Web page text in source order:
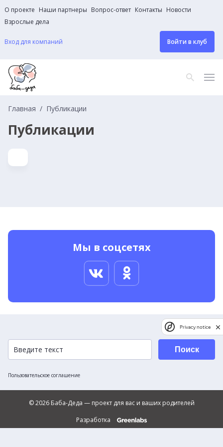
О проекте Наши партнеры Вопрос-ответ Контакты Новости
Взрослые дела
Вход для компаний Войти в клуб
Главная Публикации
Публикации
Мы в соцсетях
Пользовательское соглашение
Поиск
© 2026 Баба-Деда — проект для вас и ваших родителей
Разработка
Privacy notice